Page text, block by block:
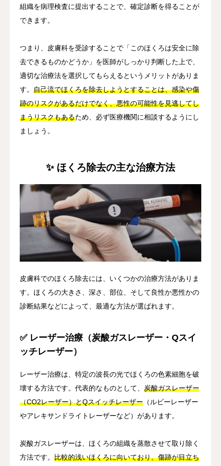
組織を病理検査に提出することで、確定診断を得ることが
できます。
つまり、皮膚科を受診することで「このほくろは安全に除
去できるものかどうか」を医師がしっかり判断した上で、
適切な治療法を選択してもらえるというメリットがありま
す。 自己流でほくろを除去しようとすることは、感染や傷
跡のリスクがあるだけでなく、悪性の可能性を見逃してし
まうリスクもあるため、必ず医療機関に相談するようにし
ましょう。
✨ ほくろ除去の主な治療方法
皮膚科でのほくろ除去には、いくつかの治療方法がありま
す。ほくろの大きさ、深さ、部位、そして良性か悪性かの
診断結果などによって、最適な方法が選ばれます。
✅ レーザー治療（炭酸ガスレーザー・Qスイ
ッチレーザー）
レーザー治療は、特定の波長の光でほくろの色素細胞を破
壊する方法です。代表的なものとして、 炭酸ガスレーザー
（CO2レーザー）とQスイッチレーザー （ルビーレーザー
やアレキサンドライトレーザーなど）があります。
炭酸ガスレーザーは、ほくろの組織を蒸散させて取り除く
方法です。 比較的浅いほくろに向いており、傷跡が目立ち